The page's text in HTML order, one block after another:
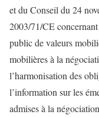
et du Conseil du 24
2003/71/CE
public de valeurs
mobilières à la
l’harmonisation des
l’information sur les
admises à la